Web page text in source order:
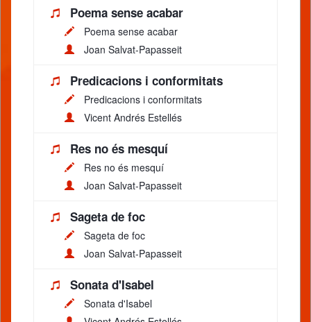
Poema sense acabar
Poema sense acabar
Joan Salvat-Papasseit
Predicacions i conformitats
Predicacions i conformitats
Vicent Andrés Estellés
Res no és mesquí
Res no és mesquí
Joan Salvat-Papasseit
Sageta de foc
Sageta de foc
Joan Salvat-Papasseit
Sonata d'Isabel
Sonata d'Isabel